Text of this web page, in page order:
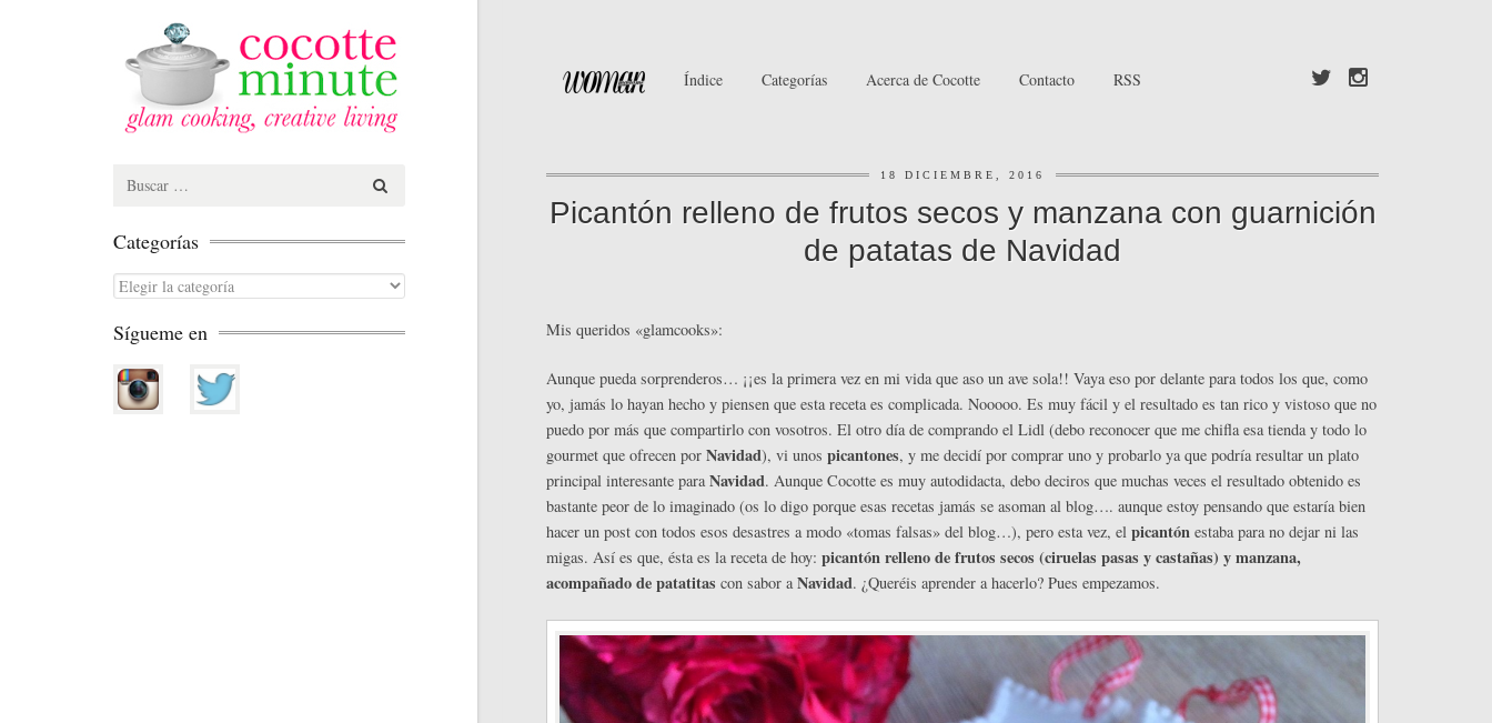
Índice Categorías Acerca de Cocotte Contacto RSS
18 DICIEMBRE, 2016
Picantón relleno de frutos secos y manzana con guarnición
de patatas de Navidad
Mis queridos «glamcooks»:
Aunque pueda sorprenderos… ¡¡es la primera vez en mi vida que aso un ave sola!! Vaya eso por delante para todos los que, como
yo, jamás lo hayan hecho y piensen que esta receta es complicada. Nooooo. Es muy fácil y el resultado es tan rico y vistoso que no
puedo por más que compartirlo con vosotros. El otro día de comprando el Lidl (debo reconocer que me chifla esa tienda y todo lo
gourmet que ofrecen por Navidad), vi unos picantones, y me decidí por comprar uno y probarlo ya que podría resultar un plato
principal interesante paraNavidad. Aunque Cocotte es muy autodidacta, debo deciros que muchas veces el resultado obtenido es
bastante peor de lo imaginado (os lo digo porque esas recetas jamás se asoman al blog…. aunque estoy pensando que estaría bien
hacer un post con todos esos desastres a modo «tomas falsas» del blog…), pero esta vez, el picantón estaba para no dejar ni las
migas. Así es que, ésta es la receta de hoy: picantón relleno de frutos secos (ciruelas pasas y castañas) y manzana,
acompañado de patatitas con sabor aNavidad. ¿Queréis aprender a hacerlo? Pues empezamos.
Search
Categorías
Categorías
Sígueme en